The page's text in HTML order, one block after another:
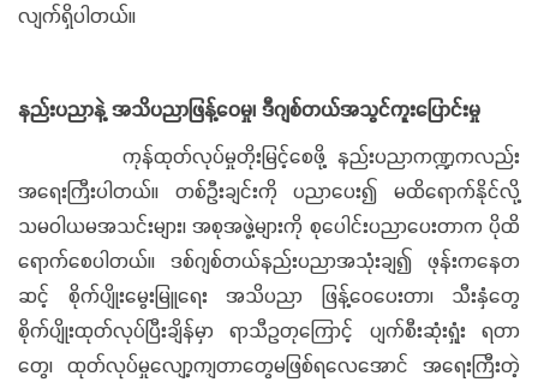
လျက်ရှိပါတယ်။
နည်းပညာနဲ့ အသိပညာဖြန့်ဝေမှု၊ ဒီဂျစ်တယ်အသွင်ကူးပြောင်းမှု
ကုန်ထုတ်လုပ်မှုတိုးမြင့်စေဖို့ နည်းပညာကဏ္ဍကလည်း
အရေးကြီးပါတယ်။ တစ်ဦးချင်းကို ပညာပေး၍ မထိရောက်နိုင်လို့
သမဝါယမအသင်းများ၊ အစုအဖွဲ့များကို စုပေါင်းပညာပေးတာက ပိုထိ
ရောက်စေပါတယ်။ ဒစ်ဂျစ်တယ်နည်းပညာအသုံးချ၍ ဖုန်းကနေတ
ဆင့် စိုက်ပျိုးမွေးမြူရေး အသိပညာ ဖြန့်ဝေပေးတာ၊ သီးနှံတွေ
စိုက်ပျိုးထုတ်လုပ်ပြီးချိန်မှာ ရာသီဥတုကြောင့် ပျက်စီးဆုံးရှုံး ရတာ
တွေ၊ ထုတ်လုပ်မှုလျော့ကျတာတွေမဖြစ်ရလေအောင် အရေးကြီးတဲ့